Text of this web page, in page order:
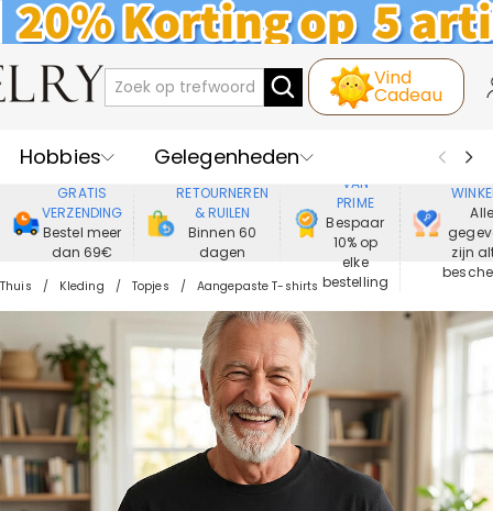
Vind
Cadeau
Hobbies
Gelegenheden
Recipienten
Best Verkochte
Nieuwe
Juwelen
Kleding
GRATIS
VERZENDING
Bestel meer
dan 69€
RETOURNEREN
& RUILEN
Binnen 60
dagen
VAN
PRIME
Bespaar
10% op
elke
bestelling
Alle
zijn
Thuis Kleding Topjes Aangepaste T-shirts